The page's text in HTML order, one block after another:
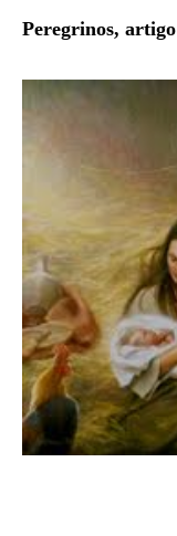
Peregrinos,